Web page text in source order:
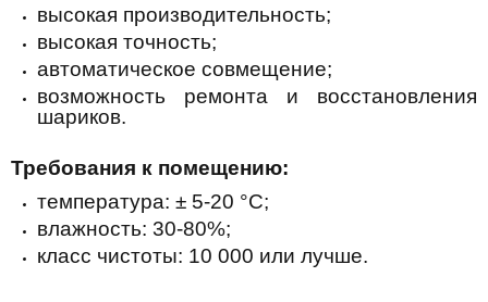
высокая производительность;
высокая точность;
автоматическое совмещение;
возможность ремонта и восстановления
шариков.
Требования к помещению:
температура: ± 5-20 °C;
влажность: 30-80%;
класс чистоты: 10 000 или лучше.